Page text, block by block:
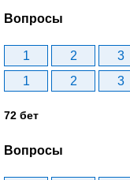
Вопросы
1 2 3
1
2 3
72 бет
Вопросы